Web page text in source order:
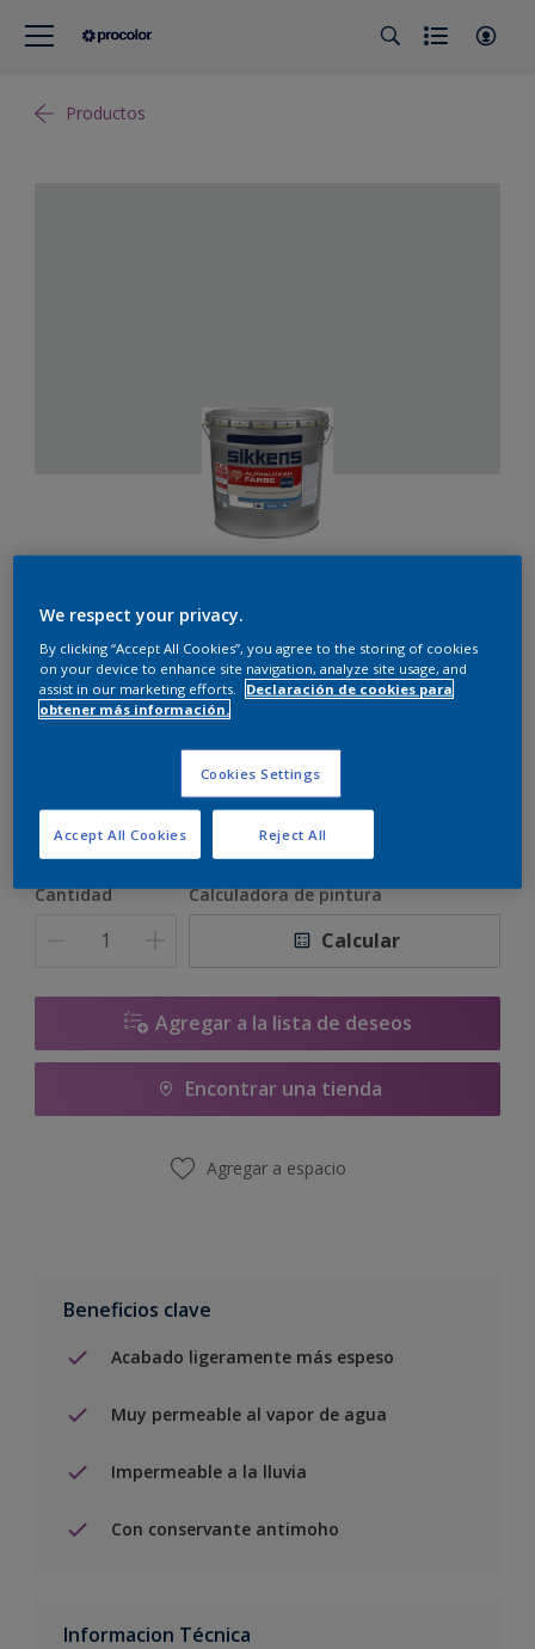
Productos
Alphaloxan Farbe
SN.01.85
15 L
Cantidad Calculadora de pintura
Calcular
Agregar a la lista de deseos
Encontrar una tienda
Agregar a espacio
Beneficios clave
Acabado ligeramente más espeso
Muy permeable al vapor de agua
Impermeable a la lluvia
Con conservante antimoho
Informacion Técnica
We respect your privacy.
By clicking “Accept All Cookies”, you agree to the storing of cookies
on your device to enhance site navigation, analyze site usage, and
assist in our marketing efforts.
Declaración de cookies para
obtener más información.
Cookies Settings
Reject All
Accept All Cookies